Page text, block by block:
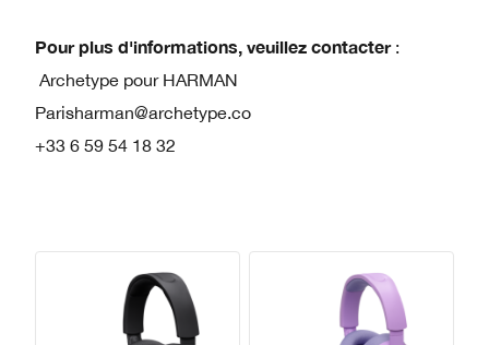
Pour plus d'informations, veuillez contacter:
Archetype pour HARMAN
Parisharman@archetype.co
+33 6 59 54 18 32